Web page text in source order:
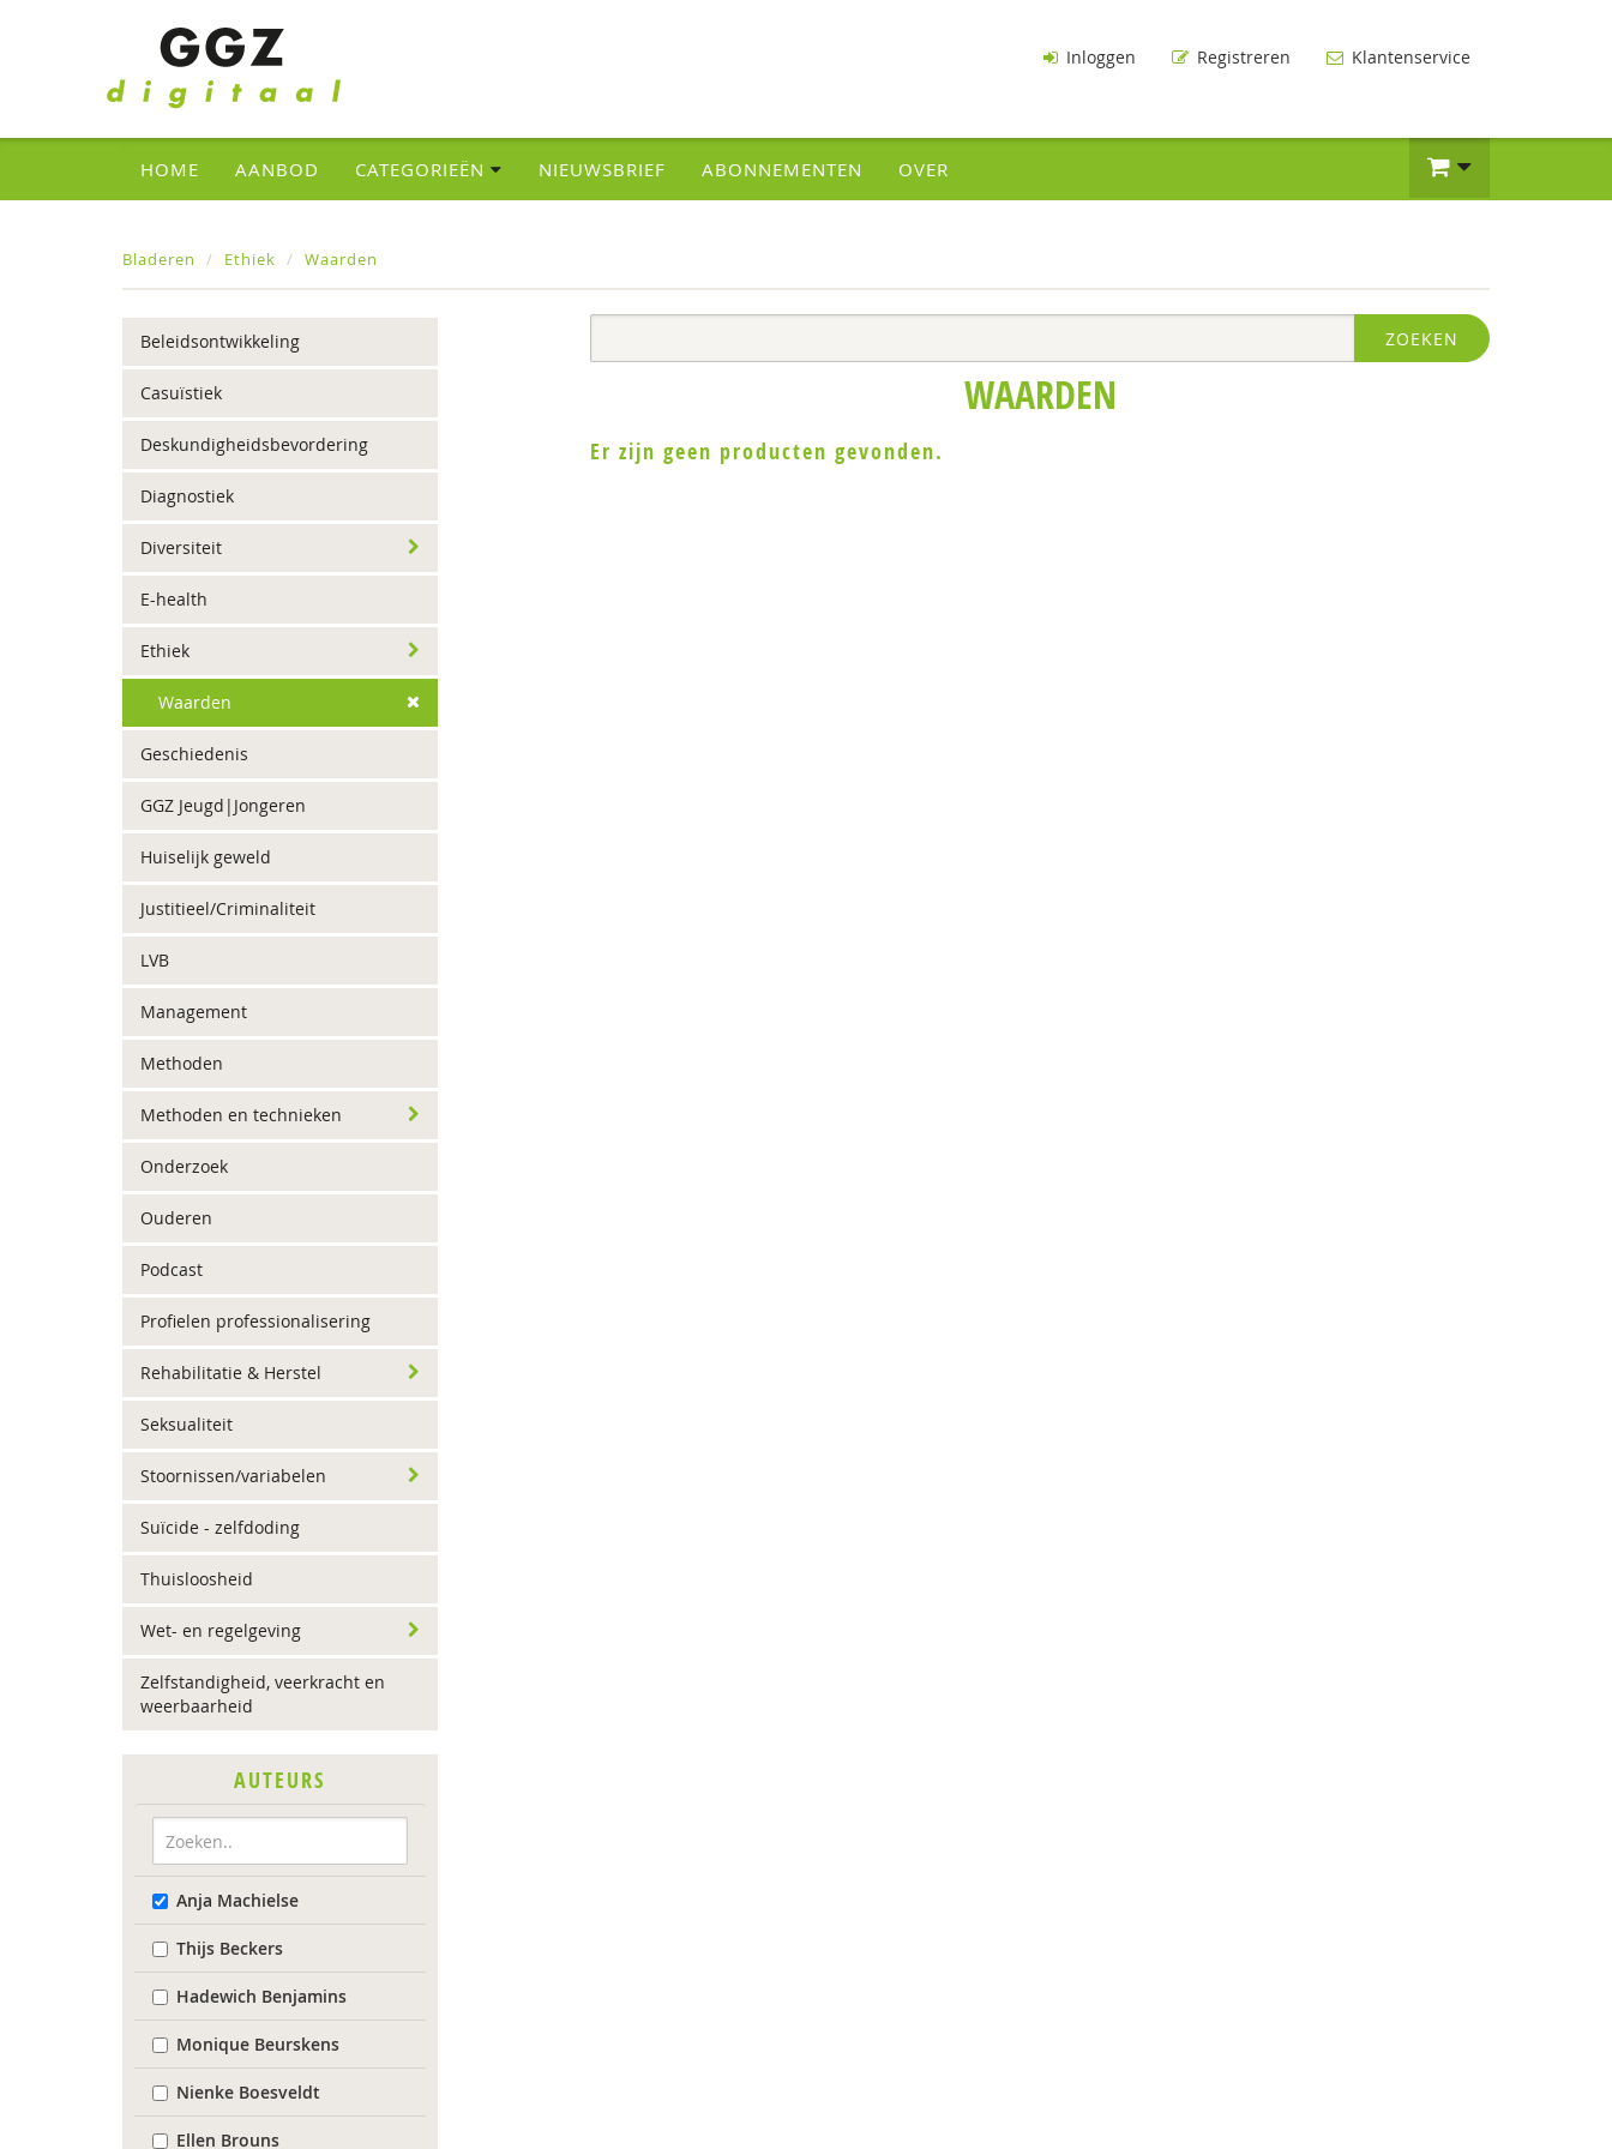
Inloggen Registreren Klantenservice
HOME AANBOD CATEGORIEËN NIEUWSBRIEF ABONNEMENTEN OVER
Bladeren Ethiek Waarden
Beleidsontwikkeling
Casuïstiek
Deskundigheidsbevordering
Diagnostiek
Diversiteit
E-health
Ethiek
Waarden
Geschiedenis
GGZ Jeugd|Jongeren
Huiselijk geweld
Justitieel/Criminaliteit
LVB
Management
Methoden
Methoden en technieken
Onderzoek
Ouderen
Podcast
Profielen professionalisering
Rehabilitatie & Herstel
Seksualiteit
Stoornissen/variabelen
Suïcide - zelfdoding
Thuisloosheid
Wet- en regelgeving
Zelfstandigheid, veerkracht en
weerbaarheid
AUTEURS
Anja Machielse
Thijs Beckers
Hadewich Benjamins
Monique Beurskens
Nienke Boesveldt
Ellen Brouns
ZOEKEN
WAARDEN
Er zijn geen producten gevonden.